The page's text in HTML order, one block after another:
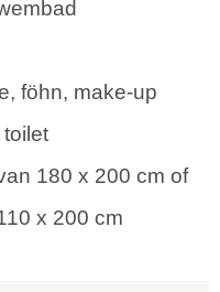
föhn, make-up
180 x 200 cm of
x 200 cm